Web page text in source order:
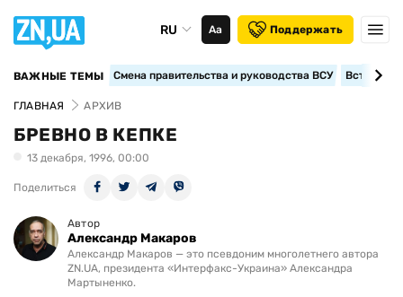
RU Аа Поддержать
ВАЖНЫЕ ТЕМЫ Смена правительства и руководства ВСУ
ГЛАВНАЯ АРХИВ
БРЕВНО В КЕПКЕ
13 декабря, 1996, 00:00
Поделиться
Автор
Александр Макаров
Александр Макаров — это псевдоним многолетнего автора
ZN.UA, президента «Интерфакс-Украина» Александра
Мартыненко.